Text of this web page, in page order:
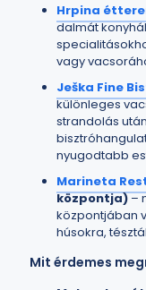
Hrpina
dalmát
vagy
Ješka Fine
különleges
strandolás
nyugodtabb
Marineta
központja)–
központjában
húsokra,
Mit érdemes